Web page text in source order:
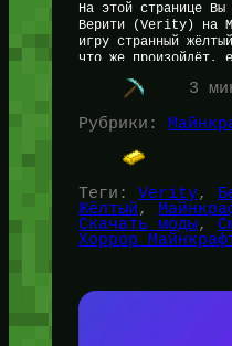
На этой странице Вы
Верити (Verity) на
игру странный
что же произойдёт,
доброты душевной…
3
Рубрики:
Теги: Verity,
Жёлтый,
Скачать моды,
Хоррор